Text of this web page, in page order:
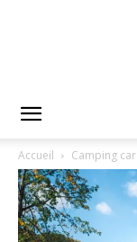
Accueil Camping car